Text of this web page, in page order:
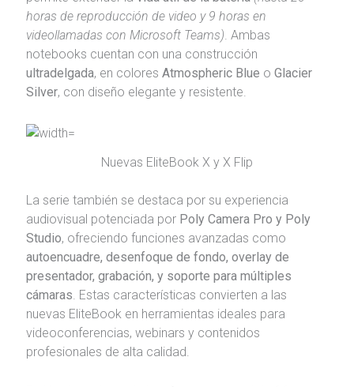
horas de reproducción de video y 9 horas en
videollamadas con Microsoft Teams). Ambas
notebooks cuentan con una construcción
ultradelgada, en colores Atmospheric Blue o Glacier
Silver, con diseño elegante y resistente.
Nuevas EliteBook X y X Flip
La serie también se destaca por su experiencia
audiovisual potenciada por Poly Camera Pro y Poly
Studio, ofreciendo funciones avanzadas como
autoencuadre, desenfoque de fondo, overlay de
presentador, grabación, y soporte para múltiples
cámaras. Estas características convierten a las
nuevas EliteBook en herramientas ideales para
videoconferencias, webinars y contenidos
profesionales de alta calidad.